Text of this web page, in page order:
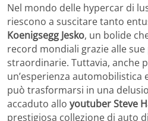
Nel mondo delle hypercar di
riescono a suscitare tanto
Koenigsegg Jesko, un bolide
record mondiali grazie alle
straordinarie. Tuttavia, anche
un’esperienza automobilistica
può trasformarsi in una
accaduto allo youtuber Steve
prestigiosa collezione di auto